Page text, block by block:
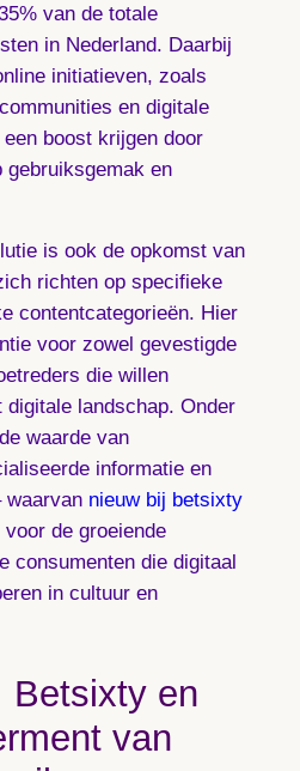
van de totale
in Nederland. Daarbij
initiatieven, zoals
en digitale
boost krijgen door
gebruiksgemak en
is ook de opkomst van
richten op specifieke
contentcategorieën. Hier
voor zowel gevestigde
die willen
digitale landschap. Onder
waarde van
informatie en
waarvan nieuw bij betsixty
de groeiende
consumenten die digitaal
in cultuur en
Betsixty en
van